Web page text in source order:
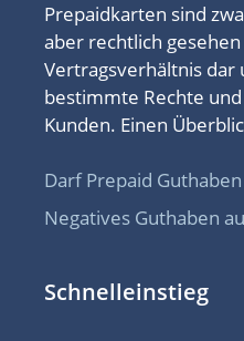
Prepaidkarten sind
aber rechtlich
Vertragsverhältnis dar
bestimmte Rechte
Kunden. Einen
Darf Prepaid
Negatives Guthaben
Schnelleinstieg